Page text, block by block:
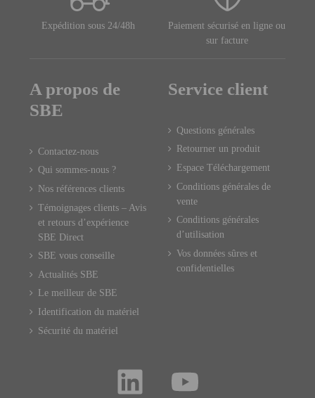
Expédition sous 24/48h
Paiement sécurisé en ligne ou
sur facture
A propos de
SBE
Contactez-nous
Qui sommes-nous ?
Nos références clients
Témoignages clients – Avis
et retours d’expérience
SBE Direct
SBE vous conseille
Actualités SBE
Le meilleur de SBE
Identification du matériel
Sécurité du matériel
Service client
Questions générales
Retourner un produit
Espace Téléchargement
Conditions générales de
vente
Conditions générales
d’utilisation
Vos données sûres et
confidentielles